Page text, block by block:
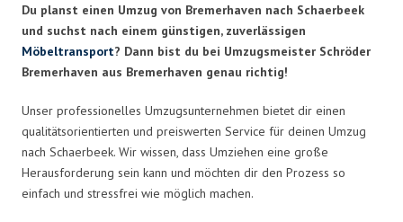
Du planst einen Umzug von Bremerhaven nach Schaerbeek
und suchst nach einem günstigen, zuverlässigen
Möbeltransport? Dann bist du bei Umzugsmeister Schröder
Bremerhaven aus Bremerhaven genau richtig!
Unser professionelles Umzugsunternehmen bietet dir einen
qualitätsorientierten und preiswerten Service für deinen Umzug
nach Schaerbeek. Wir wissen, dass Umziehen eine große
Herausforderung sein kann und möchten dir den Prozess so
einfach und stressfrei wie möglich machen.